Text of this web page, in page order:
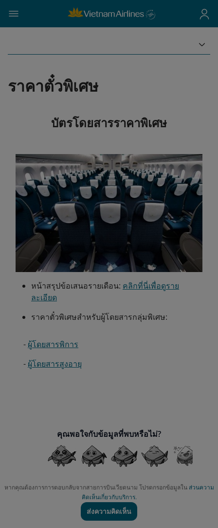
ราคาตั๋วพิเศษ
บัตรโดยสารราคาพิเศษ
หน้าสรุปข้อเสนอรายเดือน: คลิกที่นี่เพื่อดูราย
ละเอียด
ราคาตั๋วพิเศษสำหรับผู้โดยสารกลุ่มพิเศษ:
- ผู้โดยสารพิการ
- ผู้โดยสารสูงอายุ
คุณพอใจกับข้อมูลที่พบหรือไม่?
หากคุณต้องการการตอบกลับจากสายการบินเวียดนาม โปรดกรอกข้อมูลใน ส่วนความ
คิดเห็นเกี่ยวกับบริการ.
ส่งความคิดเห็น